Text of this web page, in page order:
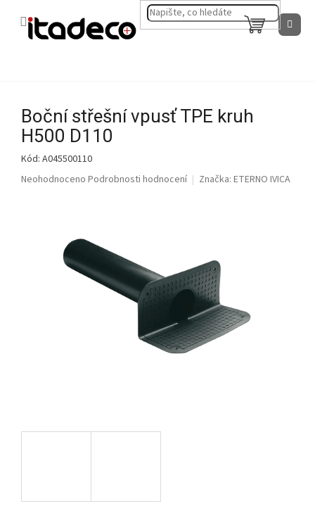
NÁKUPNÍ
KOŠÍK
Boční střešní vpusť TPE kruh
H500 D110
Kód: A045500110
Průměrné
Neohodnoceno Podrobnosti hodnocení Značka: ETERNO IVICA